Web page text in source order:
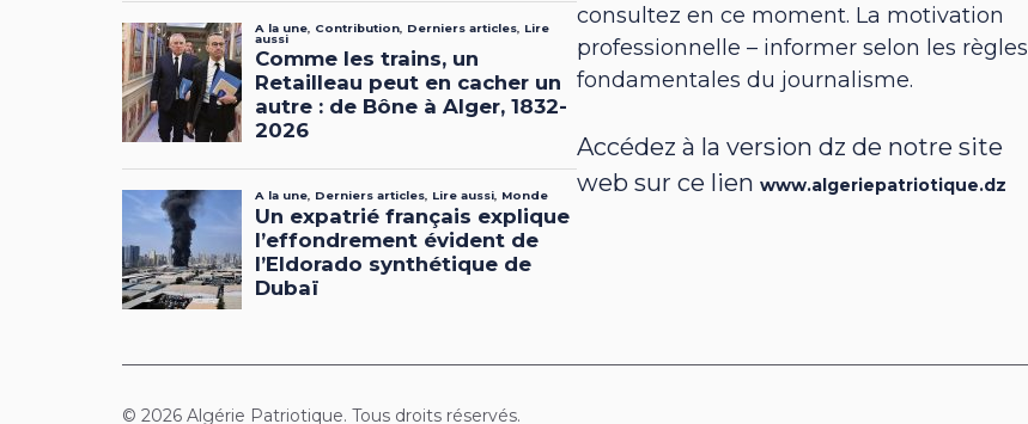
consultez en ce moment. La motivation
professionnelle – informer selon les règles
fondamentales du journalisme.
Accédez à la version dz de notre site
web sur ce lienwww.algeriepatriotique.dz
© 2026 Algérie Patriotique. Tous droits réservés.